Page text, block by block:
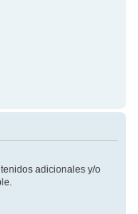
adicionales y/o